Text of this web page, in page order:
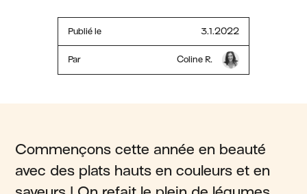
Publié le 3.1.2022
Par Coline R.
Commençons cette année en beauté
avec des plats hauts en couleurs et en